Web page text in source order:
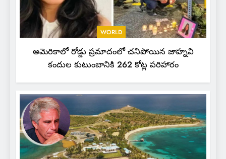
WORLD
అమెరికాలో రోడ్డు ప్రమాదంలో చనిపోయిన జాహ్నవి
కందుల కుటుంబానికి 262 కోట్ల పరిహారం